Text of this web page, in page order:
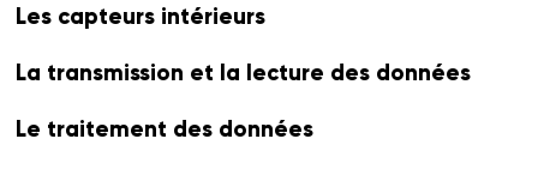
Les capteurs intérieurs
La transmission et la lecture des données
Le traitement des données